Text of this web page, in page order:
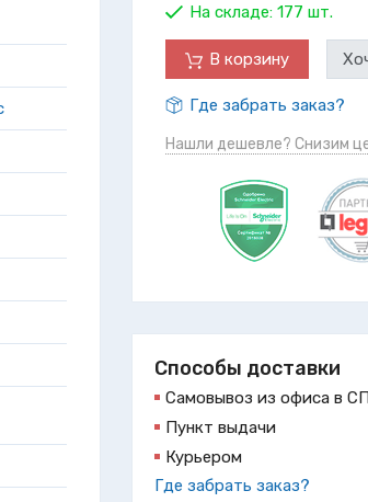
На складе: 177 шт.
В корзину
Где забрать заказ?
Нашли дешевле? Снизим
Способы доставки
Самовывоз из офиса в
Пункт выдачи
Курьером
Где забрать заказ?